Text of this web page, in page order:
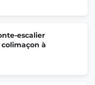
escalier
à